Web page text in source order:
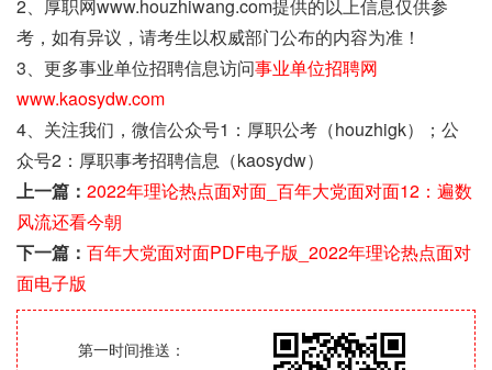
2、厚职网www.houzhiwang.com提供的以上信息仅供参
考，如有异议，请考生以权威部门公布的内容为准！
3、更多事业单位招聘信息访问事业单位招聘网
www.kaosydw.com
4、关注我们，微信公众号1：厚职公考（houzhigk）；公
众号2：厚职事考招聘信息（kaosydw）
上一篇： 2022年理论热点面对面_百年大党面对面12：遍数
风流还看今朝
下一篇： 百年大党面对面PDF电子版_2022年理论热点面对
面电子版
第一时间推送：